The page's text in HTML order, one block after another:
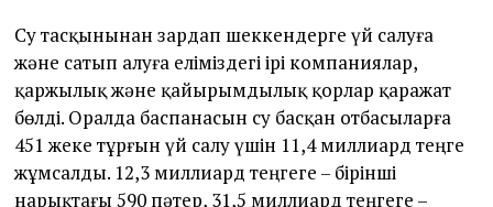
Су тасқынынан зардап шеккендерге үй салуға
және сатып алуға еліміздегі ірі компаниялар,
қаржылық және қайырымдылық қорлар қаражат
бөлді. Оралда баспанасын су басқан отбасыларға
451 жеке тұрғын үй салу үшін 11,4 миллиард теңге
жұмсалды. 12,3 миллиард теңгеге – бірінші
нарықтағы 590 пәтер, 31,5 миллиард теңгеге –